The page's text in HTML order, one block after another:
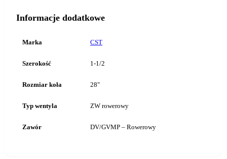
Informacje dodatkowe
Marka CST
Szerokość 1-1/2
Rozmiar koła 28"
Typ wentyla ZW rowerowy
Zawór DV/GVMP – Rowerowy